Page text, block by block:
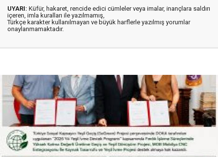
UYARI: Küfür, hakaret, rencide edici cümleler veya imalar, inançlara saldırı
içeren, imla kuralları ile yazılmamış,
Türkçe karakter kullanılmayan ve büyük harflerle yazılmış yorumlar
onaylanmamaktadır.